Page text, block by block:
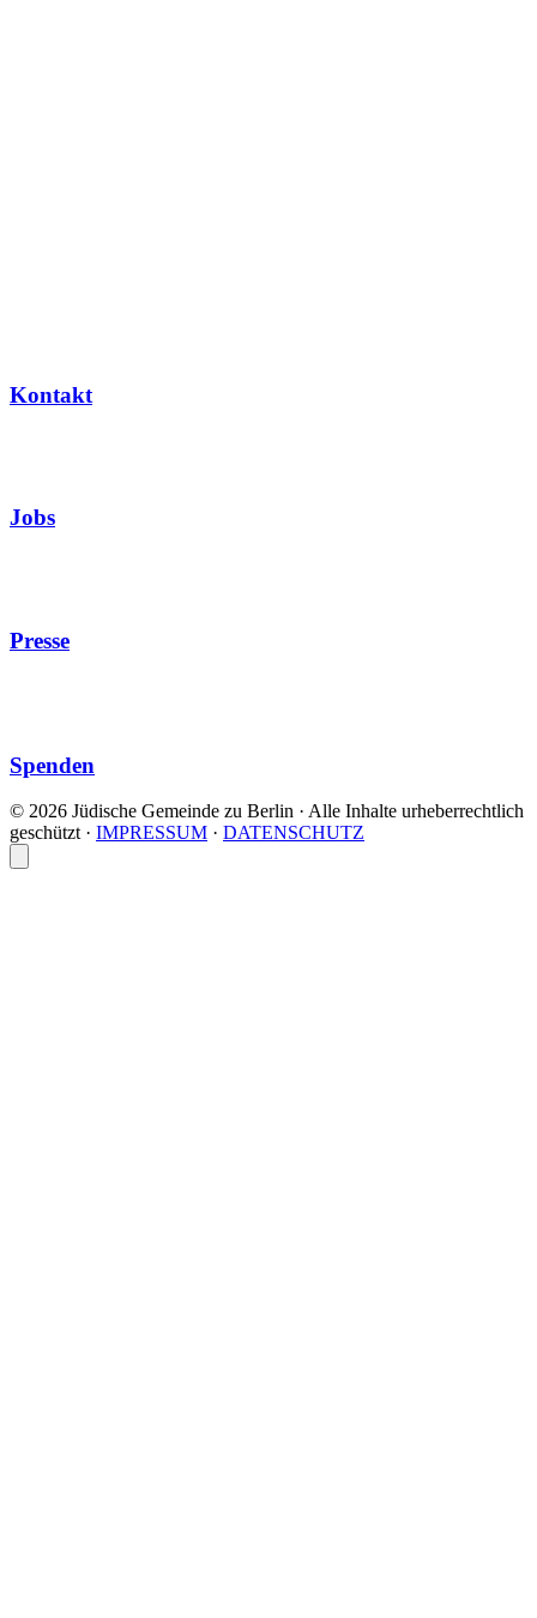
Kontakt
Jobs
Presse
Spenden
© 2026 Jüdische Gemeinde zu Berlin · Alle Inhalte urheberrechtlich
geschützt · IMPRESSUM · DATENSCHUTZ